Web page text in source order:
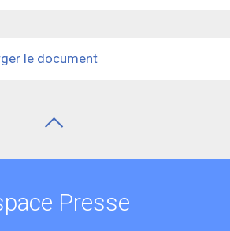
le document
Presse